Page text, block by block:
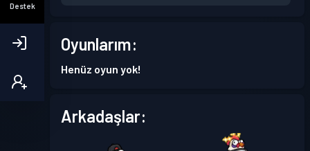
Destek
Oyunlarım:
Henüz oyun yok!
Arkadaşlar: